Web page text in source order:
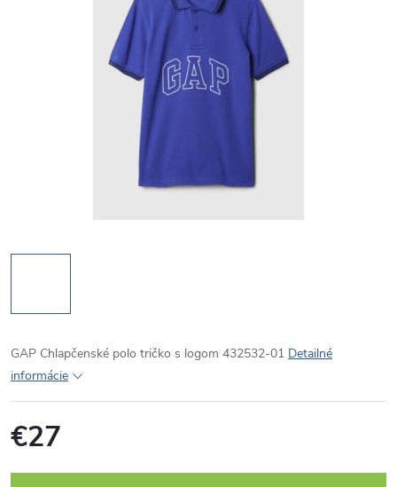
GAP Chlapčenské polo tričko s logom 432532-01 Detailné
informácie
€27